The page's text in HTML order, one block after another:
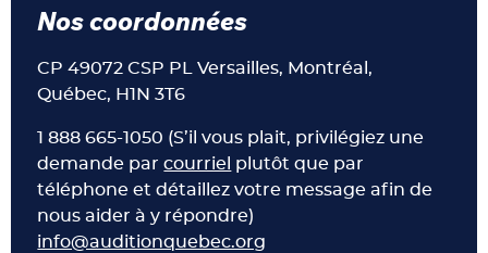
Nos coordonnées
CP 49072 CSP PL Versailles, Montréal,
Québec, H1N 3T6
1 888 665-1050 (S’il vous plait, privilégiez une
demande parcourriel plutôt que par
téléphone et détaillez votre message afin de
nous aider à y répondre)
info@auditionquebec.org